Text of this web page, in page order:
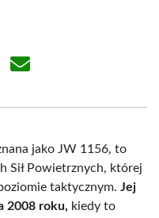
Share
jako JW 1156, to
Sił Powietrznych, której
taktycznym. Jej
2008 roku, kiedy to